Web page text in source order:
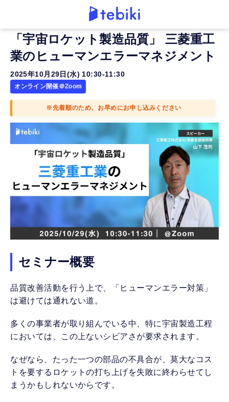
「宇宙ロケット製造品質」 三菱重工
業のヒューマンエラーマネジメント
2025年10月29日(水) 10:30-11:30
オンライン開催＠Zoom
※先着順のため、お早めにお申し込みください
セミナー概要
品質改善活動を行う上で、「ヒューマンエラー対策」
は避けては通れない道。
多くの事業者が取り組んでいる中、特に宇宙製造工程
においては、この上ないシビアさが要求されます。
なぜなら、たった一つの部品の不具合が、莫大なコス
トを要するロケットの打ち上げを失敗に終わらせてし
まうかもしれないからです。